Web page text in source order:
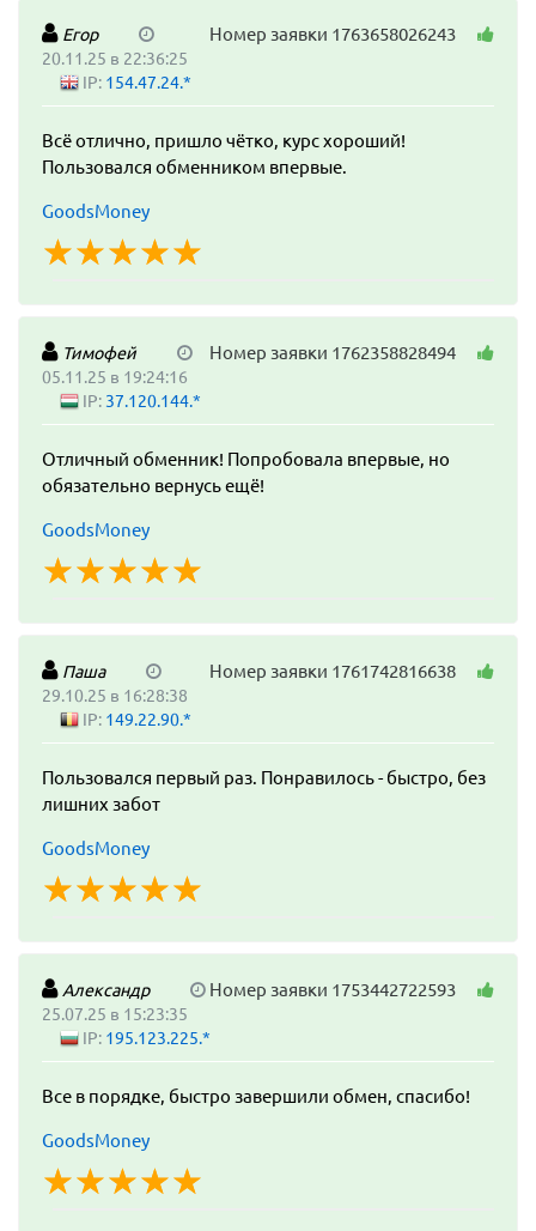
Номер заявки 1763658026243
Егор
20.11.25 в 22:36:25
IP: 154.47.24.*
Всё отлично, пришло чётко, курс хороший!
Пользовался обменником впервые.
GoodsMoney
☆☆☆☆☆
★★★★★
Номер заявки 1762358828494
Тимофей
05.11.25 в 19:24:16
IP: 37.120.144.*
Отличный обменник! Попробовала впервые, но
обязательно вернусь ещё!
GoodsMoney
☆☆☆☆☆
★★★★★
Номер заявки 1761742816638
Паша
29.10.25 в 16:28:38
IP: 149.22.90.*
Пользовался первый раз. Понравилось - быстро, без
лишних забот
GoodsMoney
☆☆☆☆☆
★★★★★
Номер заявки 1753442722593
Александр
25.07.25 в 15:23:35
IP: 195.123.225.*
Все в порядке, быстро завершили обмен, спасибо!
GoodsMoney
☆☆☆☆☆
★★★★★